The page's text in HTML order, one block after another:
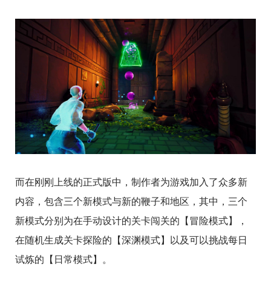
而在刚刚上线的正式版中，制作者为游戏加入了众多新
内容，包含三个新模式与新的鞭子和地区，其中，三个
新模式分别为在手动设计的关卡闯关的【冒险模式】，
在随机生成关卡探险的【深渊模式】以及可以挑战每日
试炼的【日常模式】。